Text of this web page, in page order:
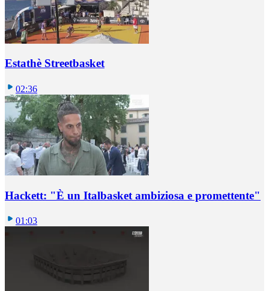
Estathè Streetbasket
02:36
Hackett: "È un Italbasket ambiziosa e promettente"
01:03